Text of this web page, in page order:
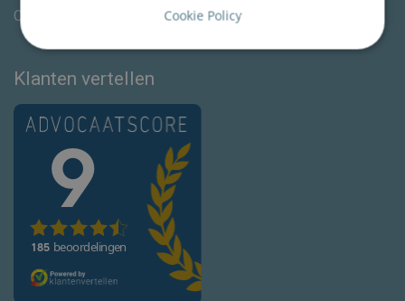
Cookieverklaring
Klanten vertellen
Cookie Policy